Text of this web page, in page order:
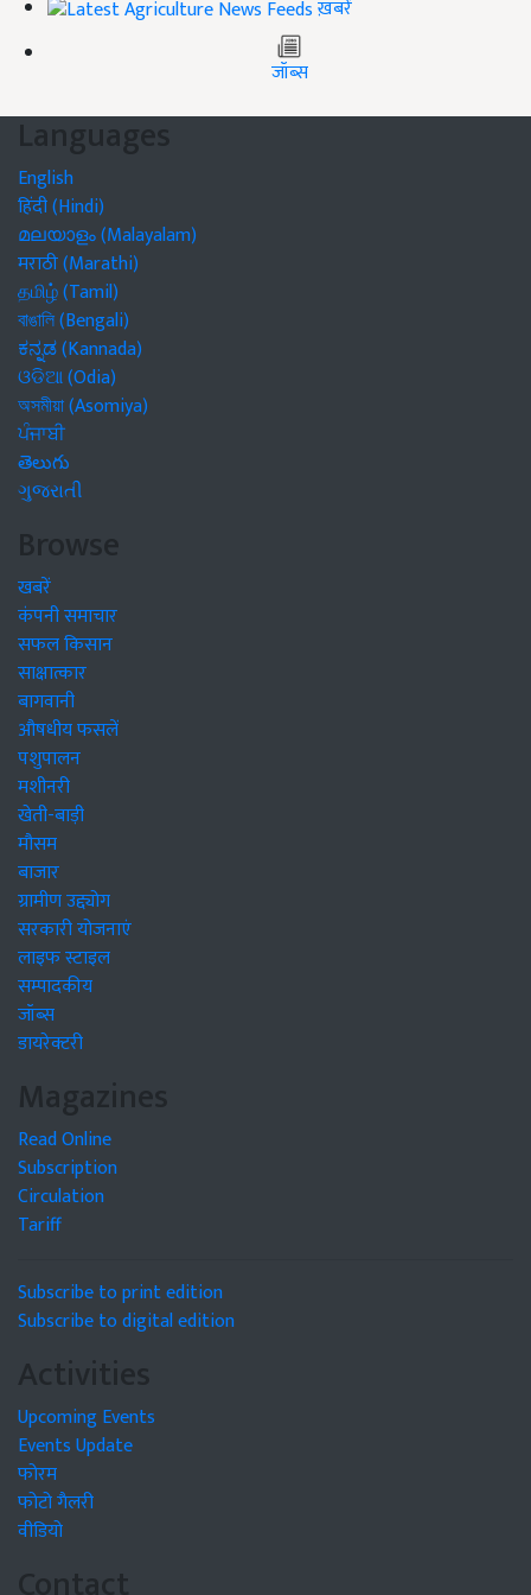
ख़बरें
जॉब्स
Languages
English
हिंदी (Hindi)
മലയാളം (Malayalam)
मराठी (Marathi)
தமிழ் (Tamil)
বাঙালি (Bengali)
ಕನ್ನಡ (Kannada)
ଓଡିଆ (Odia)
অসমীয়া (Asomiya)
ਪੰਜਾਬੀ
తెలుగు
ગુજરાતી
Browse
खबरें
कंपनी समाचार
सफल किसान
साक्षात्कार
बागवानी
औषधीय फसलें
पशुपालन
मशीनरी
खेती-बाड़ी
मौसम
बाजार
ग्रामीण उद्द्योग
सरकारी योजनाएं
लाइफ स्टाइल
सम्पादकीय
जॉब्स
डायरेक्टरी
Magazines
Read Online
Subscription
Circulation
Tariff
Subscribe to print edition
Subscribe to digital edition
Activities
Upcoming Events
Events Update
फोरम
फोटो गैलरी
वीडियो